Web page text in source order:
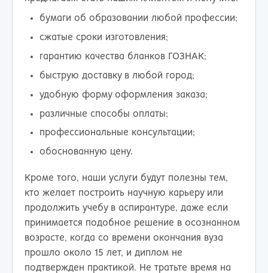
бумаги об образовании любой профессии;
сжатые сроки изготовления;
гарантию качества бланков ГОЗНАК;
быструю доставку в любой город;
удобную форму оформления заказа;
различные способы оплаты;
профессиональные консультации;
обоснованную цену.
Кроме того, наши услуги будут полезны тем,
кто желает построить научную карьеру или
продолжить учебу в аспирантуре, даже если
принимается подобное решение в осознанном
возрасте, когда со времени окончания вуза
прошло около 15 лет, и диплом не
подтвержден практикой. Не тратьте время на